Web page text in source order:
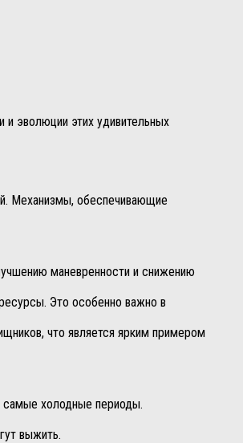
и эволюции этих удивительных
Механизмы, обеспечивающие
маневренности и снижению
Это особенно важно в
что является ярким примером
самые холодные периоды.
выжить.